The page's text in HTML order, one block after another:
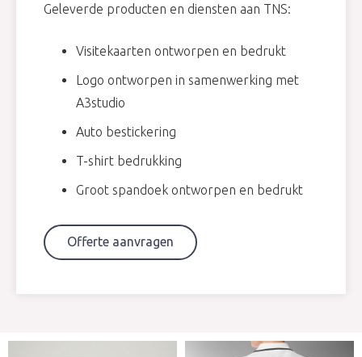
Geleverde producten en diensten aan TNS:
Visitekaarten ontworpen en bedrukt
Logo ontworpen in samenwerking met
A3studio
Auto bestickering
T-shirt bedrukking
Groot spandoek ontworpen en bedrukt
Offerte aanvragen